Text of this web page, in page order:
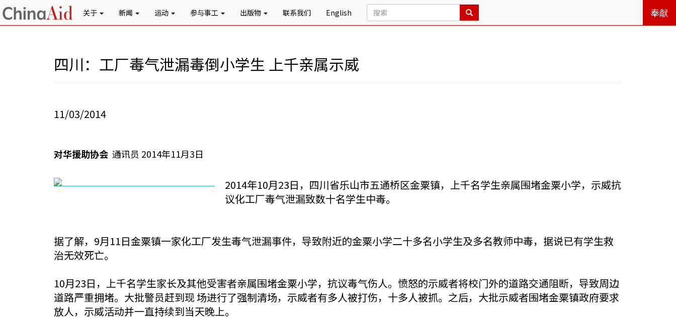
关于 新闻 运动 参与事工 出版物 联系我们 English 奉献
四川：工厂毒气泄漏毒倒小学生 上千亲属示威
11/03/2014
对华援助协会 通讯员 2014年11月3日
2014年10月23日，四川省乐山市五通桥区金粟镇，上千名学生亲属围堵金粟小学，示威抗
议化工厂毒气泄漏致数十名学生中毒。
据了解，9月11日金粟镇一家化工厂发生毒气泄漏事件，导致附近的金粟小学二十多名小学生及多名教师中毒，据说已有学生救
治无效死亡。
10月23日，上千名学生家长及其他受害者亲属围堵金粟小学，抗议毒气伤人。愤怒的示威者将校门外的道路交通阻断，导致周边
道路严重拥堵。大批警员赶到现 场进行了强制清场，示威者有多人被打伤，十多人被抓。之后，大批示威者围堵金粟镇政府要求
放人，示威活动并一直持续到当天晚上。